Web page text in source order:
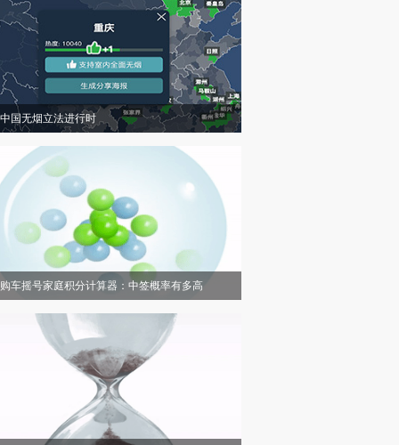
国无烟立法进行时
车摇号家庭积分计算器：中签概率有多高